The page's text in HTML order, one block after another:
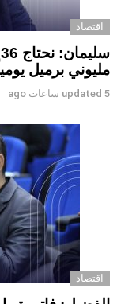
اقتصاد
مليوني برميل يومياً
updated 5 ساعات ago
اقتصاد